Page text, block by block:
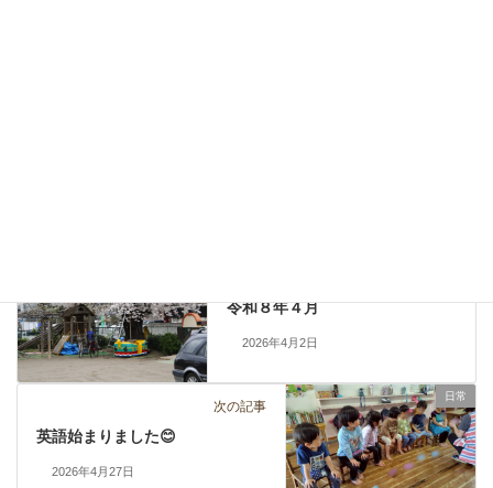
令和８年４月
2026年4月2日
日常
次の記事
英語始まりました😊
2026年4月27日